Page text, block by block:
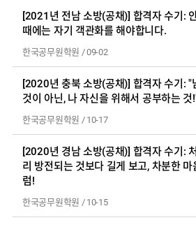
[2021년 전남 소방(공채)] 합격자 수기:
때에는 자기 객관화를 해야합니다.
한국공무원학원 /09-02
[2020년 충북 소방(공채)] 합격자 수기: "
것이 아닌, 나 자신을 위해서 공부하는 것
한국공무원학원 / 10-17
[2020년 경남 소방(공채)] 합격자 수기:
리 방전되는 것보다 길게 보고, 차분한 마
럼!
한국공무원학원 / 10-15